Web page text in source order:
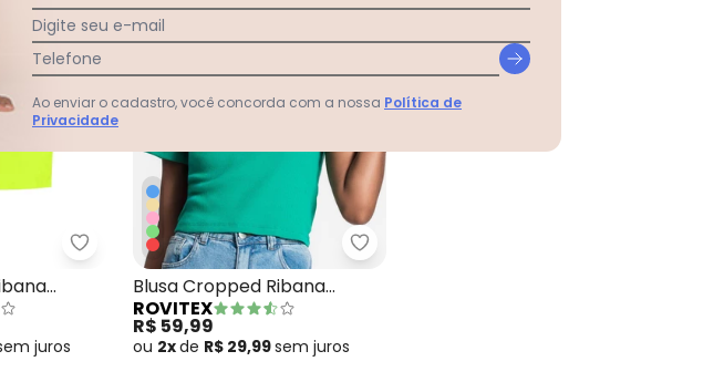
Feminina Estampada Verde
Rovitex - Blusa Cropped Ribana Básica Verde
juros
Rovitex - Blusa Cropped Ribana Básica
Blusa Cropped Ribana
Básica Verde
ROVITEX
R$ 59,99
ou 2xde R$ 29,99semjuros
Digite seu e-mail
Telefone
Ao enviar o cadastro, você concorda com a nossa Política de
Privacidade